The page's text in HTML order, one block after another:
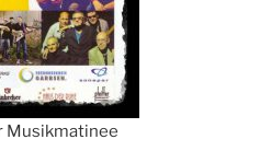
Musikmatinee